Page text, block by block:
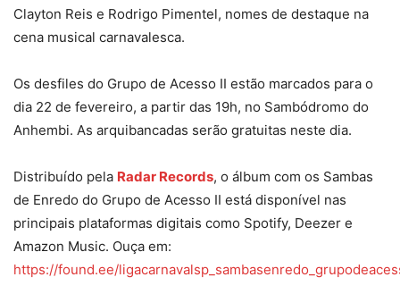
Clayton Reis e Rodrigo Pimentel, nomes de destaque na
cena musical carnavalesca.
Os desfiles do Grupo de Acesso II estão marcados para o
dia 22 de fevereiro, a partir das 19h, no Sambódromo do
Anhembi. As arquibancadas serão gratuitas neste dia.
Distribuído pela Radar Records, o álbum com os Sambas
de Enredo do Grupo de Acesso II está disponível nas
principais plataformas digitais como Spotify, Deezer e
Amazon Music. Ouça em:
https://found.ee/